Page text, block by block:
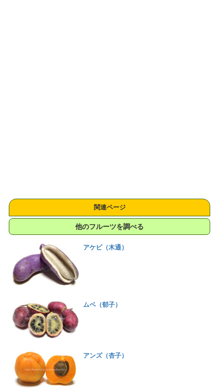
関連ページ
他のフルーツを調べる
アケビ（木通）
ムベ（郁子）
アンズ（杏子）